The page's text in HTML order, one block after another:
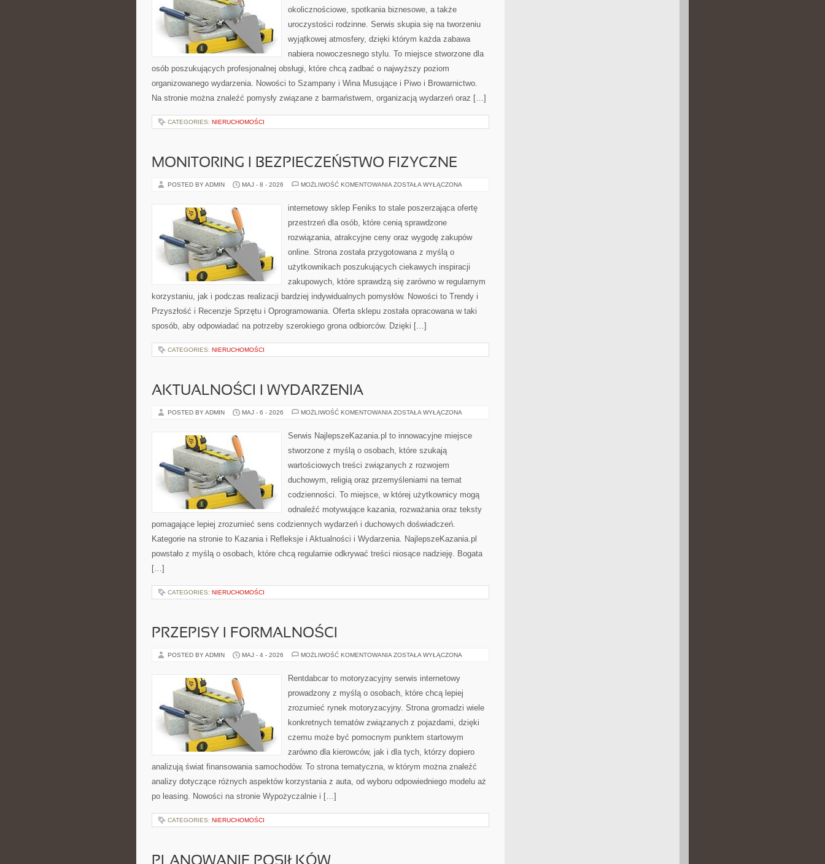
okolicznościowe, spotkania biznesowe, a także
uroczystości rodzinne. Serwis skupia się na tworzeniu
wyjątkowej atmosfery, dzięki którym każda zabawa
nabiera nowoczesnego stylu. To miejsce stworzone dla
osób poszukujących profesjonalnej obsługi, które chcą zadbać o najwyższy poziom
organizowanego wydarzenia. Nowości to Szampany i Wina Musujące i Piwo i Browarnictwo.
Na stronie można znaleźć pomysły związane z barmaństwem, organizacją wydarzeń oraz […]
CATEGORIES: NIERUCHOMOŚCI
MONITORING I BEZPIECZEŃSTWO FIZYCZNE
POSTED BY ADMIN MAJ - 8 - 2026 MOŻLIWOŚĆ KOMENTOWANIA MONITORING
FIZYCZNE
ZOSTAŁA WYŁĄCZONA
internetowy sklep Feniks to stale poszerzająca ofertę
przestrzeń dla osób, które cenią sprawdzone
rozwiązania, atrakcyjne ceny oraz wygodę zakupów
online. Strona została przygotowana z myślą o
użytkownikach poszukujących ciekawych inspiracji
zakupowych, które sprawdzą się zarówno w regularnym
korzystaniu, jak i podczas realizacji bardziej indywidualnych pomysłów. Nowości to Trendy i
Przyszłość i Recenzje Sprzętu i Oprogramowania. Oferta sklepu została opracowana w taki
sposób, aby odpowiadać na potrzeby szerokiego grona odbiorców. Dzięki […]
CATEGORIES: NIERUCHOMOŚCI
AKTUALNOŚCI I WYDARZENIA
POSTED BY ADMIN MAJ - 6 - 2026 MOŻLIWOŚĆ KOMENTOWANIA AKTUALNOŚCI
ZOSTAŁA WYŁĄCZONA
Serwis NajlepszeKazania.pl to innowacyjne miejsce
stworzone z myślą o osobach, które szukają
wartościowych treści związanych z rozwojem
duchowym, religią oraz przemyśleniami na temat
codzienności. To miejsce, w której użytkownicy mogą
odnaleźć motywujące kazania, rozważania oraz teksty
pomagające lepiej zrozumieć sens codziennych wydarzeń i duchowych doświadczeń.
Kategorie na stronie to Kazania i Refleksje i Aktualności i Wydarzenia. NajlepszeKazania.pl
powstało z myślą o osobach, które chcą regularnie odkrywać treści niosące nadzieję. Bogata
[…]
CATEGORIES: NIERUCHOMOŚCI
PRZEPISY I FORMALNOŚCI
POSTED BY ADMIN MAJ - 4 - 2026 MOŻLIWOŚĆ KOMENTOWANIA PRZEPISY
ZOSTAŁA WYŁĄCZONA
Rentdabcar to motoryzacyjny serwis internetowy
prowadzony z myślą o osobach, które chcą lepiej
zrozumieć rynek motoryzacyjny. Strona gromadzi wiele
konkretnych tematów związanych z pojazdami, dzięki
czemu może być pomocnym punktem startowym
zarówno dla kierowców, jak i dla tych, którzy dopiero
analizują świat finansowania samochodów. To strona tematyczna, w którym można znaleźć
analizy dotyczące różnych aspektów korzystania z auta, od wyboru odpowiedniego modelu aż
po leasing. Nowości na stronie Wypożyczalnie i […]
CATEGORIES: NIERUCHOMOŚCI